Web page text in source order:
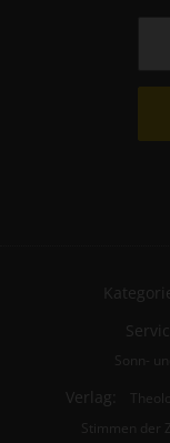
Sonn-
Verlag:
Stimmen der